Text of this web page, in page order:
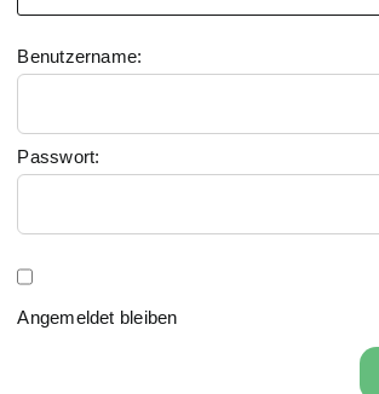
Benutzername:
Passwort:
Angemeldet bleiben